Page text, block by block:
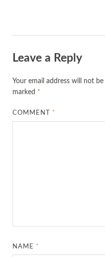
Leave a Reply
Your email address will not
marked *
COMMENT *
NAME *